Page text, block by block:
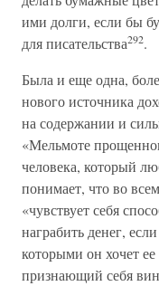
ими долги, если бы
для писательства292.
Была и еще одна,
нового источника
на содержании и
«Мельмоте
человека, который
понимает, что во
«чувствует себя
награбить денег,
которыми он хочет
признающий себя